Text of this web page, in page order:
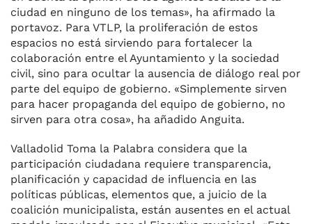
ciudad en ninguno de los temas», ha afirmado la
portavoz. Para VTLP, la proliferación de estos
espacios no está sirviendo para fortalecer la
colaboración entre el Ayuntamiento y la sociedad
civil, sino para ocultar la ausencia de diálogo real por
parte del equipo de gobierno. «Simplemente sirven
para hacer propaganda del equipo de gobierno, no
sirven para otra cosa», ha añadido Anguita.
Valladolid Toma la Palabra considera que la
participación ciudadana requiere transparencia,
planificación y capacidad de influencia en las
políticas públicas, elementos que, a juicio de la
coalición municipalista, están ausentes en el actual